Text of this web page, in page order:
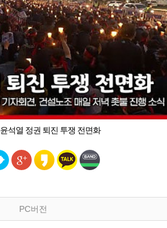
석열 정권 퇴진 투쟁 전면화
PC버전